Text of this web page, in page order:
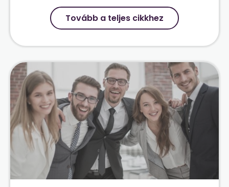
Tovább a teljes cikkhez